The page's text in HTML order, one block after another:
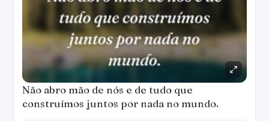
Não abro mão de nós e de tudo que
construímos juntos por nada no mundo.